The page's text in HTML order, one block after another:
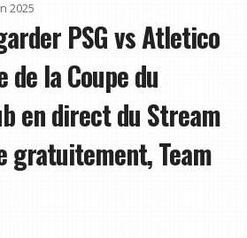
2025
PSG vs Atletico
de la Coupe du
en direct du Stream
gratuitement, Team